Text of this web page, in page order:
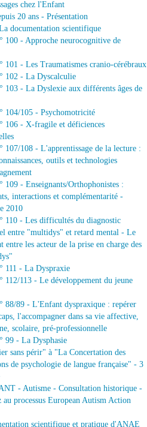
chez l'Enfant
20 ans - Présentation
documentation scientifique
100 - Approche neurocognitive de
101 - Les Traumatismes cranio-cérébraux
102 - La Dyscalculie
103 - La Dyslexie aux différents âges de
104/105 - Psychomotricité
106 - X-fragile et déficiences
107/108 - L'apprentissage de la lecture :
outils et technologies
109 - Enseignants/Orthophonistes :
interactions et complémentarité -
2010
110 - Les difficultés du diagnostic
entre "multidys" et retard mental - Le
entre les acteur de la prise en charge des
111 - La Dyspraxie
112/113 - Le développement du jeune
88/89 - L'Enfant dyspraxique : repérer
l'accompagner dans sa vie affective,
scolaire, pré-professionnelle
99 - La Dysphasie
sans périr" à "La Concertation des
de psychologie de langue française" - 3
- Autisme - Consultation historique -
au processus European Autism Action
scientifique et pratique d'ANAE